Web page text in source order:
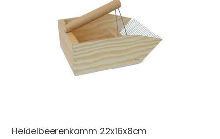
Heidelbeerenkamm 22x16x8cm